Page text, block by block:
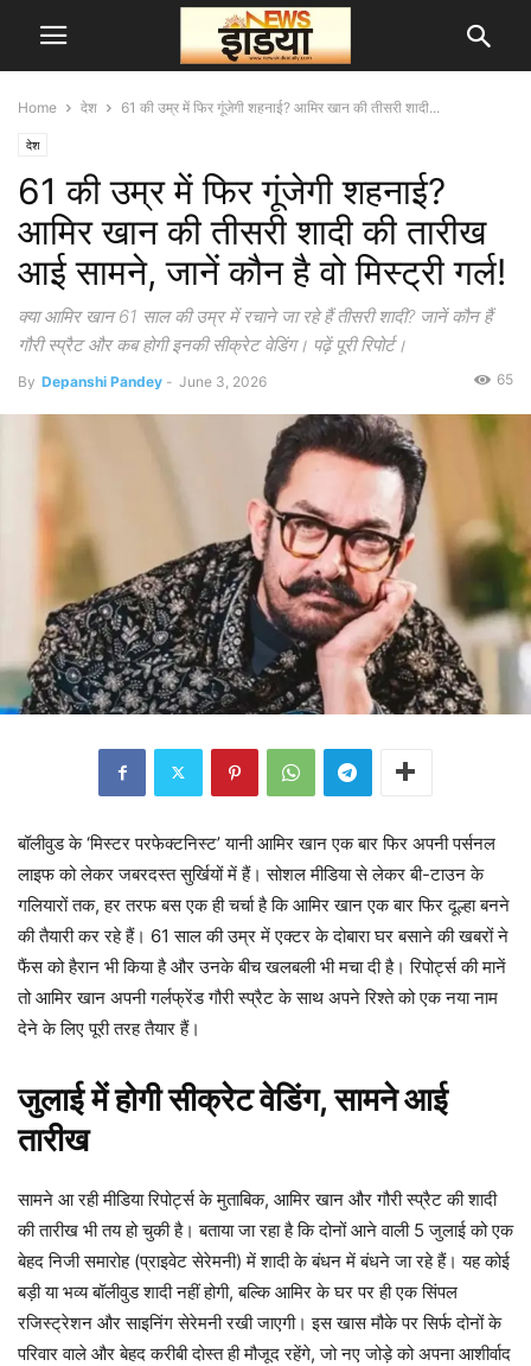
Home देश 61 की उम्र में फिर गूंजेगी शहनाई? आमिर खान की तीसरी शादी...
देश
61 की उम्र में फिर गूंजेगी शहनाई?
आमिर खान की तीसरी शादी की तारीख
आई सामने, जानें कौन है वो मिस्ट्री गर्ल!
क्या आमिर खान 61 साल की उम्र में रचाने जा रहे हैं तीसरी शादी? जानें कौन हैं
गौरी स्प्रैट और कब होगी इनकी सीक्रेट वेडिंग। पढ़ें पूरी रिपोर्ट।
By Depanshi Pandey - June 3, 2026 65
बॉलीवुड के ‘मिस्टर परफेक्टनिस्ट’ यानी आमिर खान एक बार फिर अपनी पर्सनल
लाइफ को लेकर जबरदस्त सुर्खियों में हैं। सोशल मीडिया से लेकर बी-टाउन के
गलियारों तक, हर तरफ बस एक ही चर्चा है कि आमिर खान एक बार फिर दूल्हा बनने
की तैयारी कर रहे हैं। 61 साल की उम्र में एक्टर के दोबारा घर बसाने की खबरों ने
फैंस को हैरान भी किया है और उनके बीच खलबली भी मचा दी है। रिपोर्ट्स की मानें
तो आमिर खान अपनी गर्लफ्रेंड गौरी स्प्रैट के साथ अपने रिश्ते को एक नया नाम
देने के लिए पूरी तरह तैयार हैं।
जुलाई में होगी सीक्रेट वेडिंग, सामने आई
तारीख
सामने आ रही मीडिया रिपोर्ट्स के मुताबिक, आमिर खान और गौरी स्प्रैट की शादी
की तारीख भी तय हो चुकी है। बताया जा रहा है कि दोनों आने वाली 5 जुलाई को एक
बेहद निजी समारोह (प्राइवेट सेरेमनी) में शादी के बंधन में बंधने जा रहे हैं। यह कोई
बड़ी या भव्य बॉलीवुड शादी नहीं होगी, बल्कि आमिर के घर पर ही एक सिंपल
रजिस्ट्रेशन और साइनिंग सेरेमनी रखी जाएगी। इस खास मौके पर सिर्फ दोनों के
परिवार वाले और बेहद करीबी दोस्त ही मौजूद रहेंगे, जो नए जोड़े को अपना आशीर्वाद